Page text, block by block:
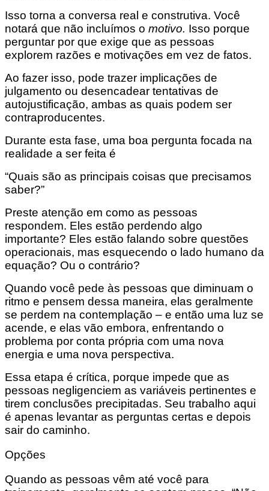
Isso torna a conversa real e construtiva. Você
notará que não incluímos o motivo. Isso porque
perguntar por que exige que as pessoas
explorem razões e motivações em vez de fatos.
Ao fazer isso, pode trazer implicações de
julgamento ou desencadear tentativas de
autojustificação, ambas as quais podem ser
contraproducentes.
Durante esta fase, uma boa pergunta focada na
realidade a ser feita é
“Quais são as principais coisas que precisamos
saber?”
Preste atenção em como as pessoas
respondem. Eles estão perdendo algo
importante? Eles estão falando sobre questões
operacionais, mas esquecendo o lado humano da
equação? Ou o contrário?
Quando você pede às pessoas que diminuam o
ritmo e pensem dessa maneira, elas geralmente
se perdem na contemplação – e então uma luz se
acende, e elas vão embora, enfrentando o
problema por conta própria com uma nova
energia e uma nova perspectiva.
Essa etapa é crítica, porque impede que as
pessoas negligenciem as variáveis ​​pertinentes e
tirem conclusões precipitadas. Seu trabalho aqui
é apenas levantar as perguntas certas e depois
sair do caminho.
Opções
Quando as pessoas vêm até você para